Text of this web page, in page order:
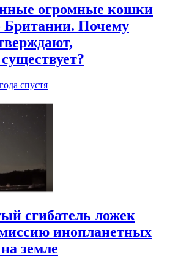
огромные кошки
Британии. Почему
спустя
сгибатель ложек
инопланетных
земле